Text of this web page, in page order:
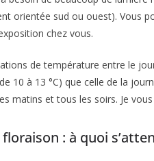
orientée sud ou ouest). Vous
chez vous.
de température entre le
10 à 13 °C) que celle de la
matins et tous les soirs. Je vous
: à quoi